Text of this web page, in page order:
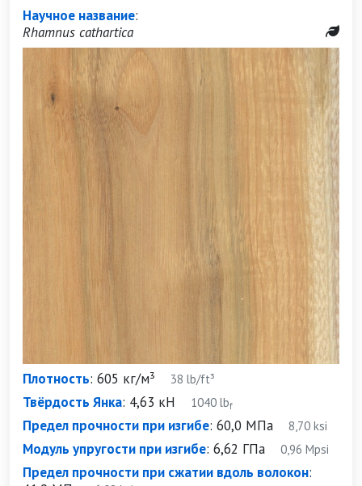
Научное название:
Rhamnus cathartica
Плотность: 605 кг/м³ 38 lb/ft³
Твёрдость Янка: 4,63 кН 1040 lbf
Предел прочности при изгибе: 60,0 МПа 8,70 ksi
Модуль упругости при изгибе: 6,62 ГПа 0,96 Mpsi
Предел прочности при сжатии вдоль волокон: